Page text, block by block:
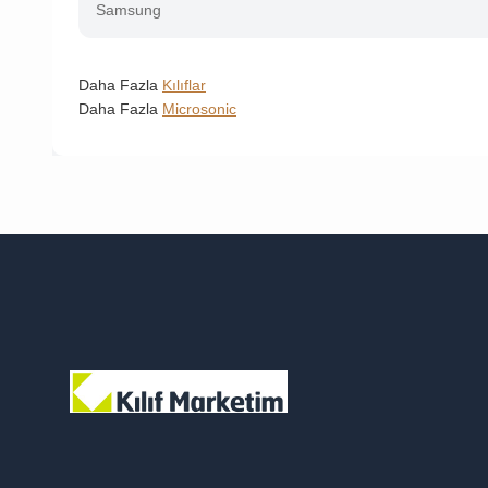
Samsung
Daha Fazla Kılıflar
Daha Fazla Microsonic